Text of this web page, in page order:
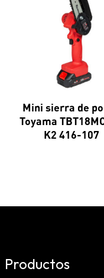
Mini sierra de
Toyama
K2 416-107
Productos